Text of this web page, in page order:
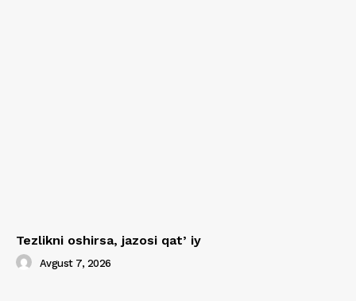
Tezlikni oshirsa, jazosi qatʼiy
Avgust 7, 2026